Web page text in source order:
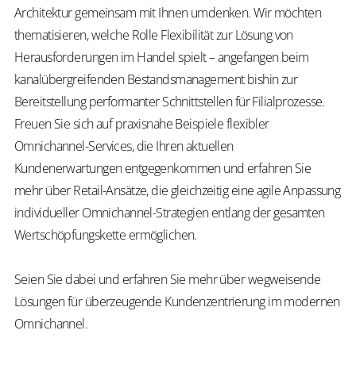
Architektur gemeinsam mit Ihnen umdenken. Wir möchten
thematisieren, welche Rolle Flexibilität zur Lösung von
Herausforderungen im Handel spielt – angefangen beim
kanalübergreifenden Bestandsmanagement bishin zur
Bereitstellung performanter Schnittstellen für Filialprozesse.
Freuen Sie sich auf praxisnahe Beispiele flexibler
Omnichannel-Services, die Ihren aktuellen
Kundenerwartungen entgegenkommen und erfahren Sie
mehr über Retail-Ansätze, die gleichzeitig eine agile Anpassung
individueller Omnichannel-Strategien entlang der gesamten
Wertschöpfungskette ermöglichen.
Seien Sie dabei und erfahren Sie mehr über wegweisende
Lösungen für überzeugende Kundenzentrierung im modernen
Omnichannel.